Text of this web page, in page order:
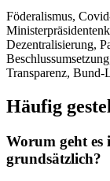
Föderalismus,
Dezentralisierung,
Transparenz, Bund-
Häufig
Worum geht es
grundsätzlich?